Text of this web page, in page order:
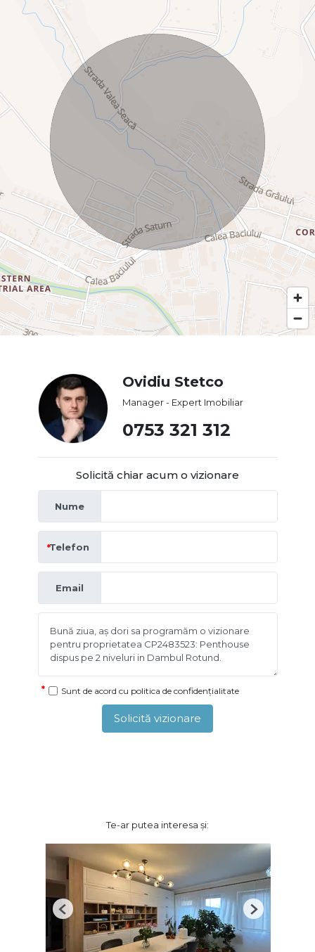
Ovidiu Stetco
Manager - Expert Imobiliar
0753 321 312
Solicită chiar acum o vizionare
Nume
Telefon
Email
Sunt de acord cu politica de confidențialitate
Solicită vizionare
Te-ar putea interesa și:
Previous Next